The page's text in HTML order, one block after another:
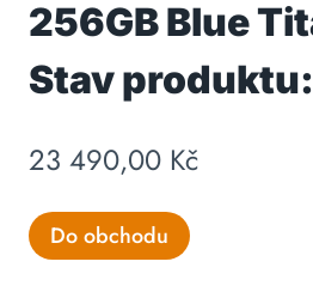
256GB Blue
Stav
23 490,00 Kč
Do obchodu